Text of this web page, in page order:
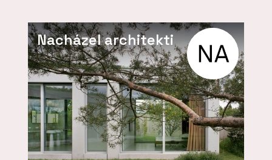
Nacházel architekti